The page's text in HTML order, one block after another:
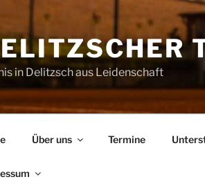
in Delitzsch aus Leidenschaft
Über uns Termine